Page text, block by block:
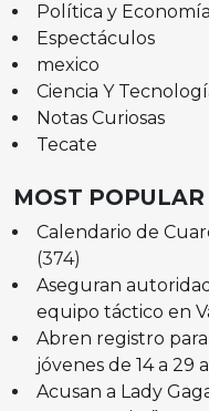
Política y Economía
Espectáculos
mexico
Ciencia Y
Notas Curiosas
Tecate
MOST POPULAR
Calendario de
(374)
Aseguran
equipo táctico en
Abren registro para
jóvenes de 14 a 29
Acusan a Lady